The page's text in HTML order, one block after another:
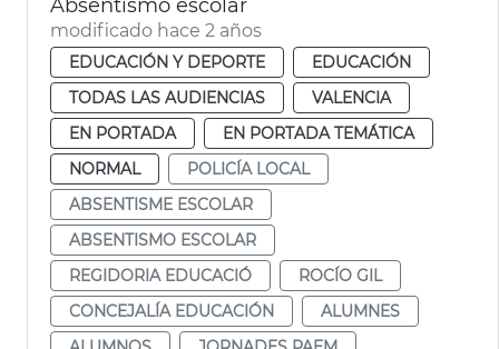
Absentismo escolar
modificado hace 2 años
EDUCACIÓN Y DEPORTE
EDUCACIÓN
TODAS LAS AUDIENCIAS
VALENCIA
EN PORTADA
EN PORTADA TEMÁTICA
NORMAL
POLICÍA LOCAL
ABSENTISME ESCOLAR
ABSENTISMO ESCOLAR
REGIDORIA EDUCACIÓ
ROCÍO GIL
CONCEJALÍA EDUCACIÓN
ALUMNES